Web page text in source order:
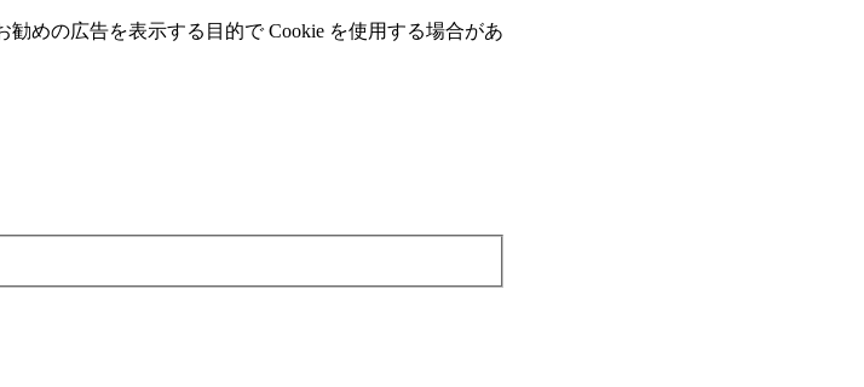
めの広告を表⽰する⽬的で Cookie を使⽤する場合があ